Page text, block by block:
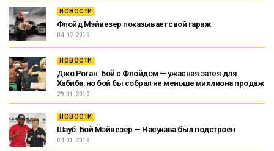
НОВОСТИ
Флойд Мэйвезер показывает свой гараж
04.02.2019
НОВОСТИ
Джо Роган: Бой с Флойдом — ужасная затея для
Хабиба, но бой бы собрал не меньше миллиона продаж
29.01.2019
НОВОСТИ
Шауб: Бой Мэйвезер — Насукава был подстроен
04.01.2019